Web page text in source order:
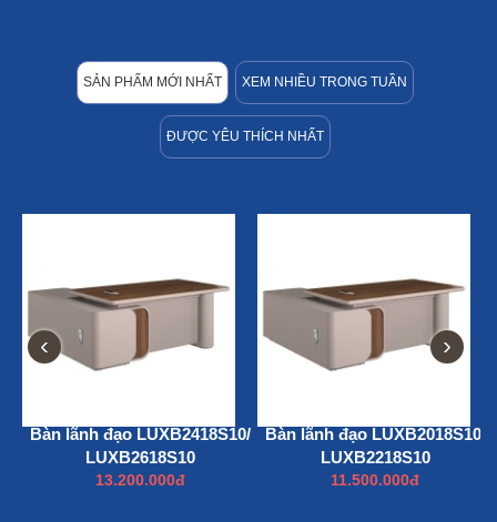
SẢN PHẨM MỚI NHẤT XEM NHIỀU TRONG TUẦN
ĐƯỢC YÊU THÍCH NHẤT
Bàn lãnh đạo LUXB2418S10/
LUXB2618S10
13.200.000đ
Bàn lãnh đạo LUXB2018S10/
LUXB2218S10
11.500.000đ
‹ ›